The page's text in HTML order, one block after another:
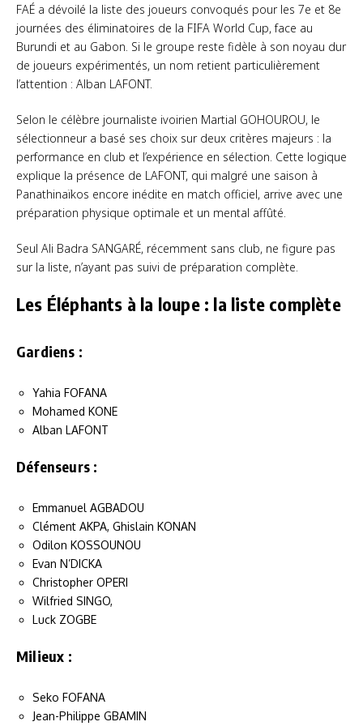
FAÉ a dévoilé la liste des joueurs convoqués pour les 7e et 8e
journées des éliminatoires de la FIFA World Cup, face au
Burundi et au Gabon. Si le groupe reste fidèle à son noyau dur
de joueurs expérimentés, un nom retient particulièrement
l’attention : Alban LAFONT.
Selon le célèbre journaliste ivoirien Martial GOHOUROU, le
sélectionneur a basé ses choix sur deux critères majeurs : la
performance en club et l’expérience en sélection. Cette logique
explique la présence de LAFONT, qui malgré une saison à
Panathinaïkos encore inédite en match officiel, arrive avec une
préparation physique optimale et un mental affûté.
Seul Ali Badra SANGARÉ, récemment sans club, ne figure pas
sur la liste, n’ayant pas suivi de préparation complète.
Les Éléphants à la loupe : la liste complète
Gardiens :
Yahia FOFANA
Mohamed KONE
Alban LAFONT
Défenseurs :
Emmanuel AGBADOU
Clément AKPA, Ghislain KONAN
Odilon KOSSOUNOU
Evan N’DICKA
Christopher OPERI
Wilfried SINGO,
Luck ZOGBE
Milieux :
Seko FOFANA
Jean-Philippe GBAMIN